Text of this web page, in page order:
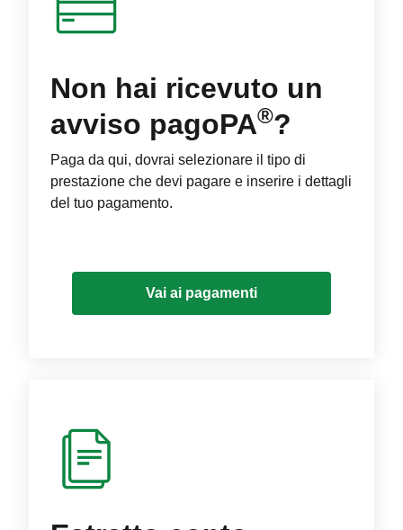
Non hai ricevuto un
avviso pagoPA®?
Paga da qui, dovrai selezionare il tipo di
prestazione che devi pagare e inserire i dettagli
del tuo pagamento.
Vai ai pagamenti